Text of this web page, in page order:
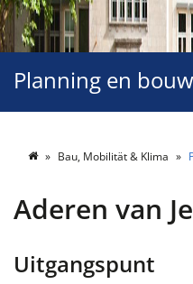
Planning en bouw
Bau, Mobilität & Klima
Aderen van
Uitgangspunt